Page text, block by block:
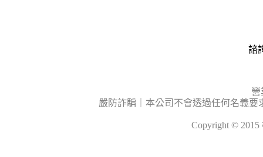
諮
營
嚴防詐騙｜本公司不會透過任何名義
Copyright ©